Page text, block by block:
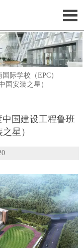

国际学校（EPC）
国安装之星）
中国建设工程鲁班
星）